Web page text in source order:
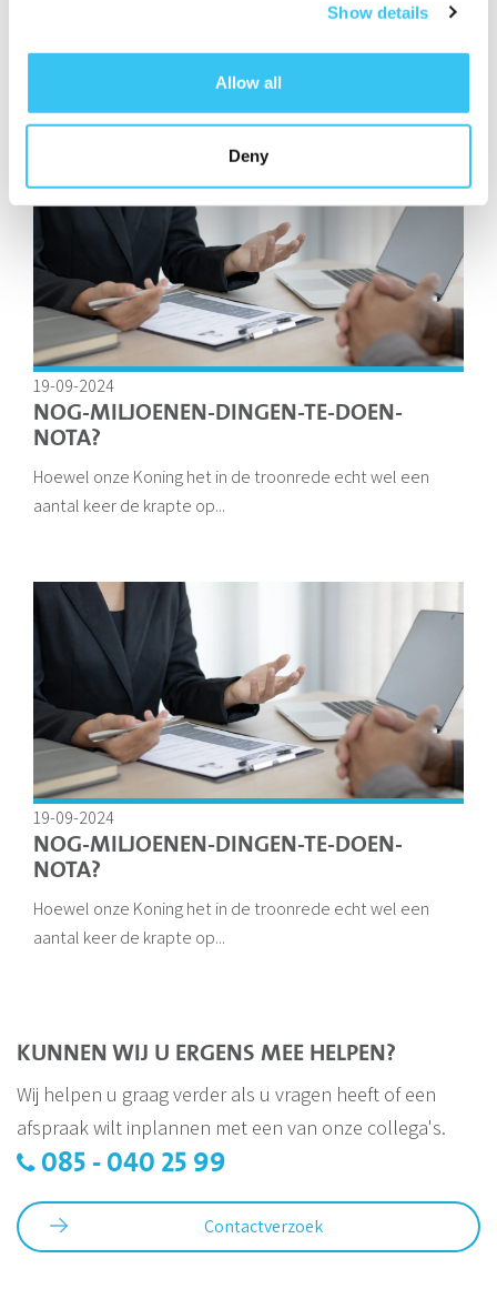
Show details
Allow all
Deny
19-09-2024
NOG-MILJOENEN-DINGEN-TE-DOEN-
NOTA?
Hoewel onze Koning het in de troonrede echt wel een
aantal keer de krapte op...
19-09-2024
NOG-MILJOENEN-DINGEN-TE-DOEN-
NOTA?
Hoewel onze Koning het in de troonrede echt wel een
aantal keer de krapte op...
KUNNEN WIJ U ERGENS MEE HELPEN?
Wij helpen u graag verder als u vragen heeft of een
afspraak wilt inplannen met een van onze collega's.
085 - 040 25 99
Contactverzoek